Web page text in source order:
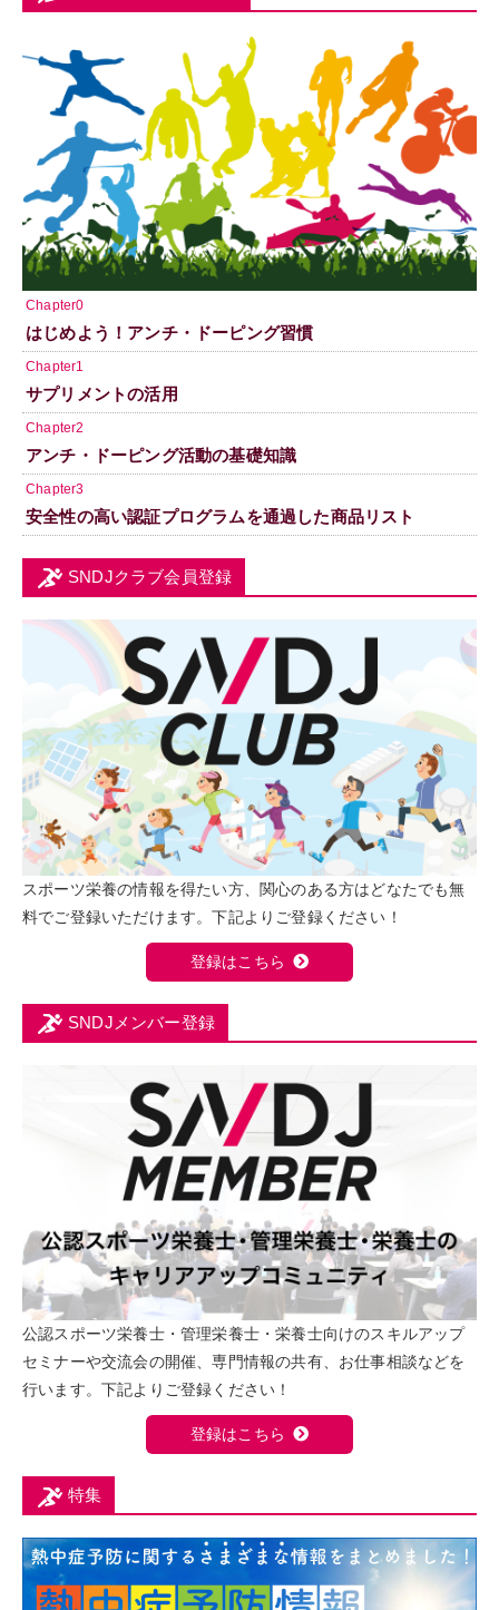
Chapter0
はじめよう！アンチ・ドーピング習慣
Chapter1
サプリメントの活用
Chapter2
アンチ・ドーピング活動の基礎知識
Chapter3
安全性の高い認証プログラムを通過した商品リスト
SNDJクラブ会員登録
スポーツ栄養の情報を得たい方、関心のある方はどなたでも無
料でご登録いただけます。下記よりご登録ください！
登録はこちら
SNDJメンバー登録
公認スポーツ栄養士・管理栄養士・栄養士向けのスキルアップ
セミナーや交流会の開催、専門情報の共有、お仕事相談などを
行います。下記よりご登録ください！
登録はこちら
特集